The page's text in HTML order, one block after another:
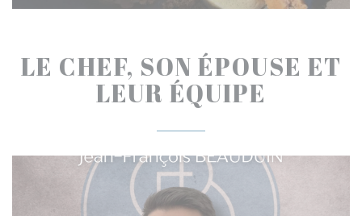
LE CHEF, SON ÉPOUSE ET
LEUR ÉQUIPE